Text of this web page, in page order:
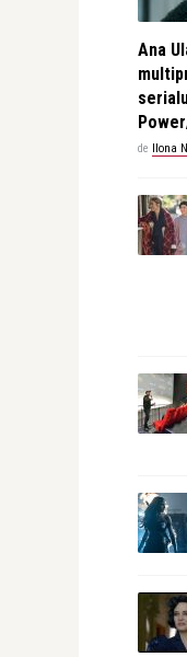
Ana
de Ilona